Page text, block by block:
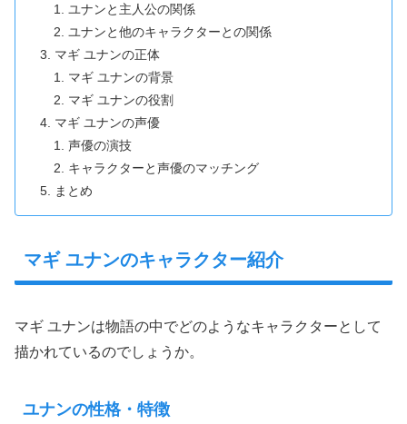
ユナンと主人公の関係
ユナンと他のキャラクターとの関係
マギ ユナンの正体
マギ ユナンの背景
マギ ユナンの役割
マギ ユナンの声優
声優の演技
キャラクターと声優のマッチング
まとめ
マギ ユナンのキャラクター紹介
マギ ユナンは物語の中でどのようなキャラクターとして
描かれているのでしょうか。
ユナンの性格・特徴